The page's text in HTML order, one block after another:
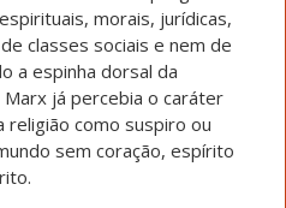
morais, jurídicas,
classes sociais e nem de
a espinha dorsal da
já percebia o caráter
como suspiro ou
sem coração, espírito